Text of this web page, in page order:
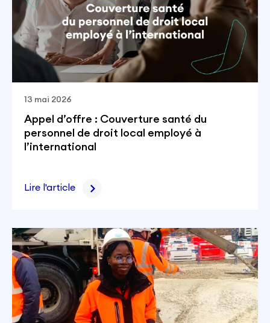
13 mai 2026
Appel d’offre : Couverture santé du
personnel de droit local employé à
l’international
Lire l'article